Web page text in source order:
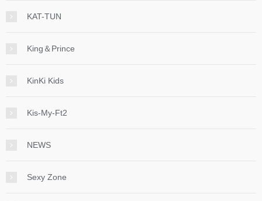
KAT-TUN
King＆Prince
KinKi Kids
Kis-My-Ft2
NEWS
Sexy Zone